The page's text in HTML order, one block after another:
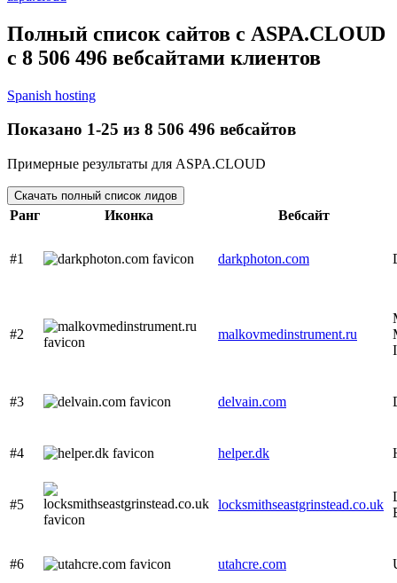
Полный список сайтов с ASPA.CLOUD
с 8 506 496 вебсайтами клиентов
Spanish hosting
Показано 1-25 из 8 506 496 вебсайтов
Примерные результаты для ASPA.CLOUD
Скачать полный список лидов
Ранг Иконка Вебсайт
#1 darkphoton.com
#2 malkovmedinstrument.ru
#3 delvain.com
#4 helper.dk
#5 locksmithseastgrinstead.co.uk
#6 utahcre.com